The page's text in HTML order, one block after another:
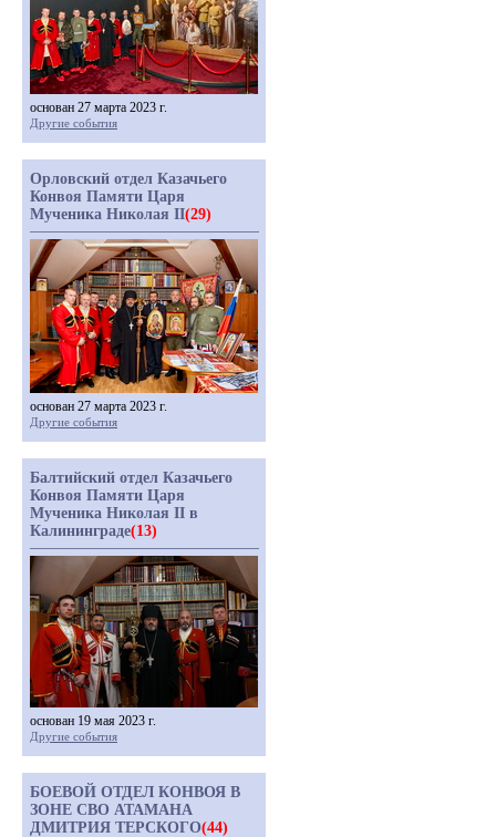
основан 27 марта 2023 г.
Другие события
Орловский отдел Казачьего
Конвоя Памяти Царя
Мученика Николая II(29)
основан 27 марта 2023 г.
Другие события
Балтийский отдел Казачьего
Конвоя Памяти Царя
Мученика Николая II в
Калининграде(13)
основан 19 мая 2023 г.
Другие события
БОЕВОЙ ОТДЕЛ КОНВОЯ В
ЗОНЕ СВО АТАМАНА
ДМИТРИЯ ТЕРСКОГО(44)